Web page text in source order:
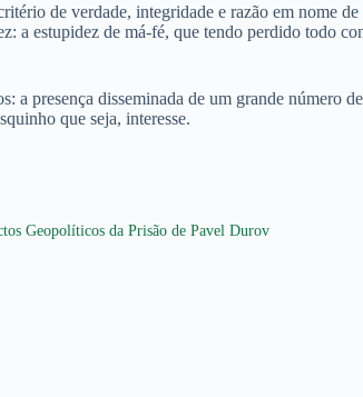
de verdade, integridade e razão em nome
a estupidez de má-fé, que tendo perdido todo
a presença disseminada de um grande número
que seja, interesse.
Geopolíticos da Prisão de Pavel Durov